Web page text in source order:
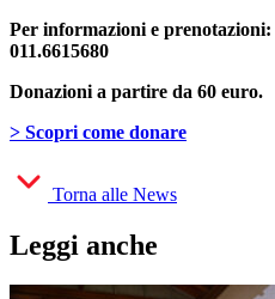
Per informazioni e prenotazioni:
011.6615680
Donazioni a partire da 60 euro.
> Scopri come donare
Torna alle News
Leggi anche